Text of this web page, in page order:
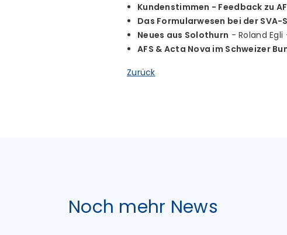
Kundenstimmen - Feedback zu
Das Formularwesen bei der SVA-
Neues aus Solothurn - Roland
AFS & Acta Nova im Schweizer
Zurück
Noch mehr News